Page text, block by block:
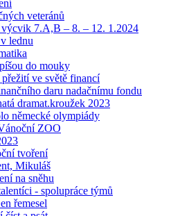
veteránů
7.A,B – 8. – 12. 1.2024
lednu
do mouky
ve světě financí
daru nadačnímu fondu
dramat.kroužek 2023
německé olympiády
ZOO
tvoření
Mikuláš
na sněhu
- spolupráce týmů
řemesel